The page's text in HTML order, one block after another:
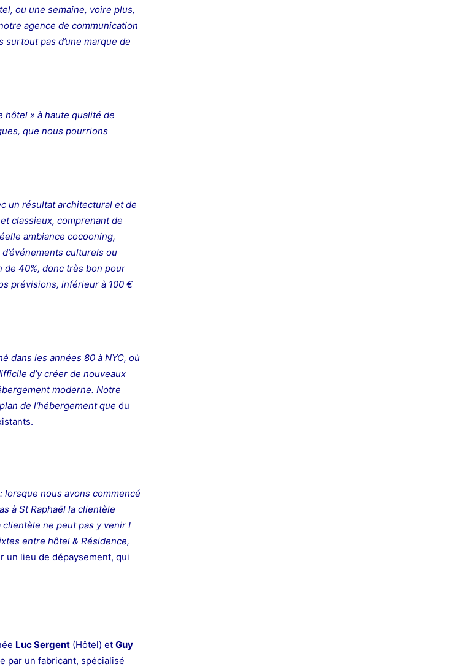
ou une semaine, voire plus,
agence de communication
pas d’une marque de
» à haute qualité de
que nous pourrions
un résultat architectural et de
classieux, comprenant de
ambiance cocooning,
culturels ou
de 40%, donc très bon pour
prévisions, inférieur à 100 €
dans les années 80 à NYC, où
d’y créer de nouveaux
moderne. Notre
de l‘hébergement que du
nous avons commencé
à St Raphaël la clientèle
clientèle ne peut pas y venir !
entre hôtel & Résidence,
un lieu de dépaysement, qui
Luc Sergent (Hôtel) et Guy
par un fabricant, spécialisé